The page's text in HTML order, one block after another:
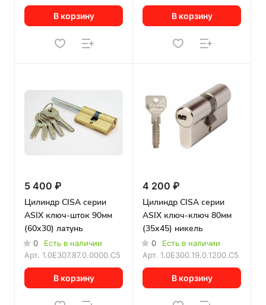
В корзину В корзину
5 400 ₽
Цилиндр CISA серии
ASIX ключ-шток 90мм
(60х30) латунь
0
Есть в наличии
Арт. 1.0E307.87.0.0000.C5
В корзину
4 200 ₽
Цилиндр CISA серии
ASIX ключ-ключ 80мм
(35х45) никель
0
Есть в наличии
Арт. 1.0E300.19.0.1200.C5
В корзину